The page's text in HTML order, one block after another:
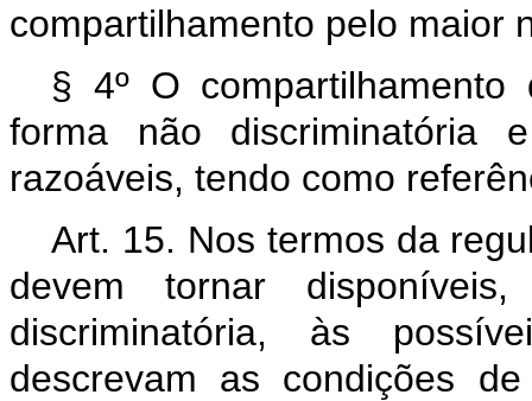
compartilhamento pelo maior
§ 4º O
forma não
razoáveis, tendo como
Art. 15. Nos termos da
devem tornar
discriminatória, às
descrevam as condições